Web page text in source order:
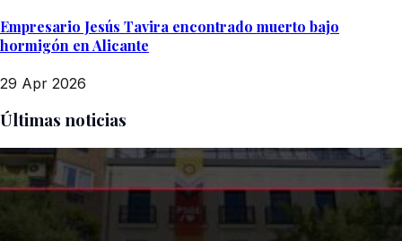
Empresario Jesús Tavira encontrado muerto bajo
hormigón en Alicante
29 Apr 2026
Últimas noticias